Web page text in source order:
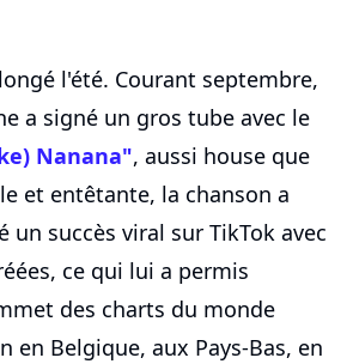
l'été. Courant septembre,
a signé un gros tube avec le
Nanana", aussi house que
et entêtante, la chanson a
succès viral sur TikTok avec
ce qui lui a permis
des charts du monde
en Belgique, aux Pays-Bas, en